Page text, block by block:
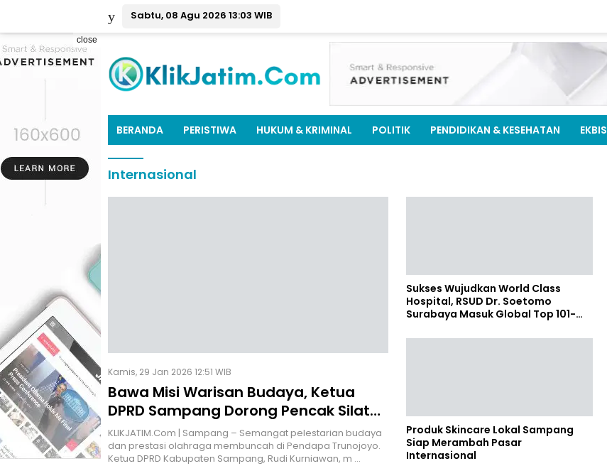
Sabtu, 08 Agu 2026 13:03 WIB
close
BERANDA PERISTIWA HUKUM & KRIMINAL POLITIK PENDIDIKAN & KESEHATAN EKBIS
Internasional
Kamis, 29 Jan 2026 12:51 WIB
Bawa Misi Warisan Budaya, Ketua
DPRD Sampang Dorong Pencak Silat
Tembus Kancah Internasional
KLIKJATIM.Com | Sampang – Semangat pelestarian budaya
dan prestasi olahraga membuncah di Pendapa Trunojoyo.
Ketua DPRD Kabupaten Sampang, Rudi Kurniawan, m …
Sukses Wujudkan World Class
Hospital, RSUD Dr. Soetomo
Surabaya Masuk Global Top 101-
Produk Skincare Lokal Sampang
Siap Merambah Pasar
Internasional